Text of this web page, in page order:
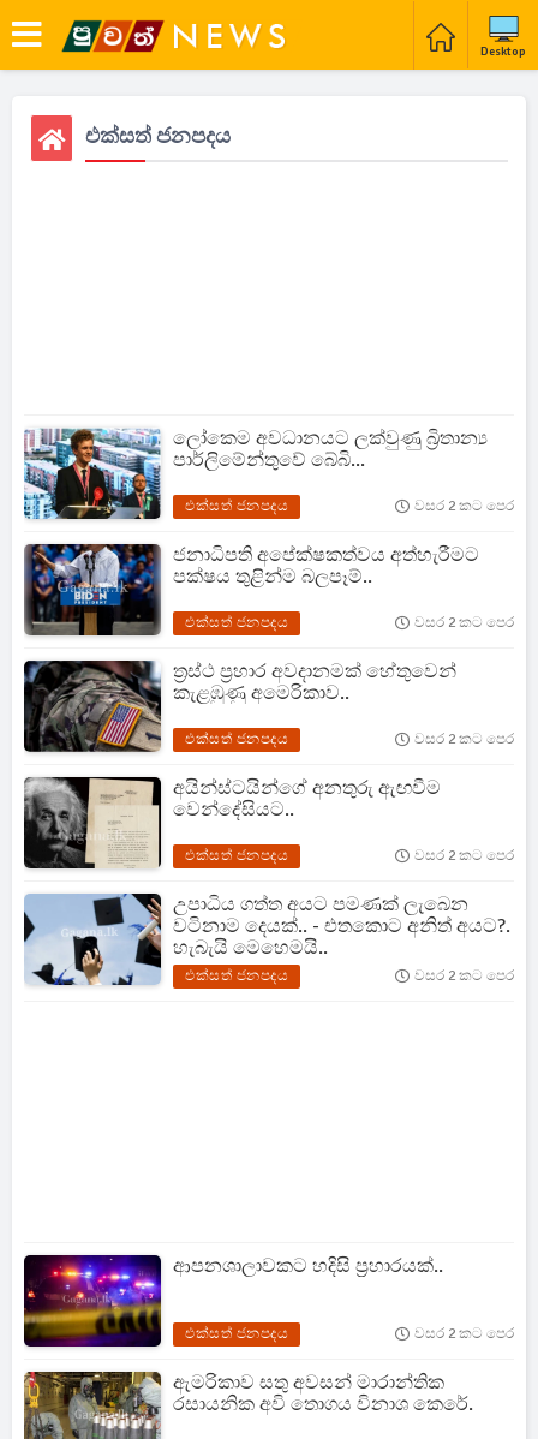
Desktop
එක්සත් ජනපදය
ලෝකෙම අවධානයට ලක්වුණු බ්‍රිතාන්‍ය
පාර්ලිමේන්තුවේ බේබි...
එක්සත් ජනපදය වසර 2 කට පෙර
ජනාධිපති අපේක්ෂකත්වය අත්හැරීමට
පක්ෂය තුළින්ම බලපෑම්..
එක්සත් ජනපදය වසර 2 කට පෙර
ත්‍රස්ථ ප්‍රහාර අවදානමක් හේතුවෙන්
කැළඹුණු අමෙරිකාව..
එක්සත් ජනපදය වසර 2 කට පෙර
අයින්ස්ටයින්ගේ අනතුරු ඇඟවීම
වෙන්දේසියට..
එක්සත් ජනපදය වසර 2 කට පෙර
උපාධිය ගත්ත අයට පමණක් ලැබෙන
වටිනාම දෙයක්.. - එතකොට අනිත් අයට?.
හැබැයි මෙහෙමයි..
එක්සත් ජනපදය වසර 2 කට පෙර
ආපනශාලාවකට හදිසි ප්‍රහාරයක්..
එක්සත් ජනපදය වසර 2 කට පෙර
ඇමරිකාව සතු අවසන් මාරාන්තික
රසායනික අවි තොගය විනාශ කෙරේ.